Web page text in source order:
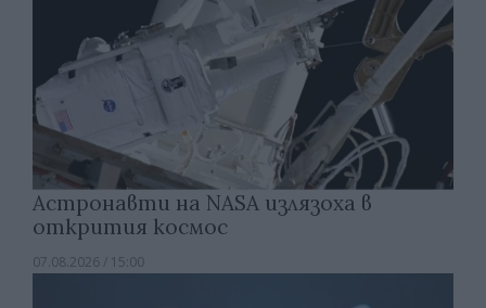
Астронавти на NASA излязоха в
открития космос
07.08.2026 / 15:00